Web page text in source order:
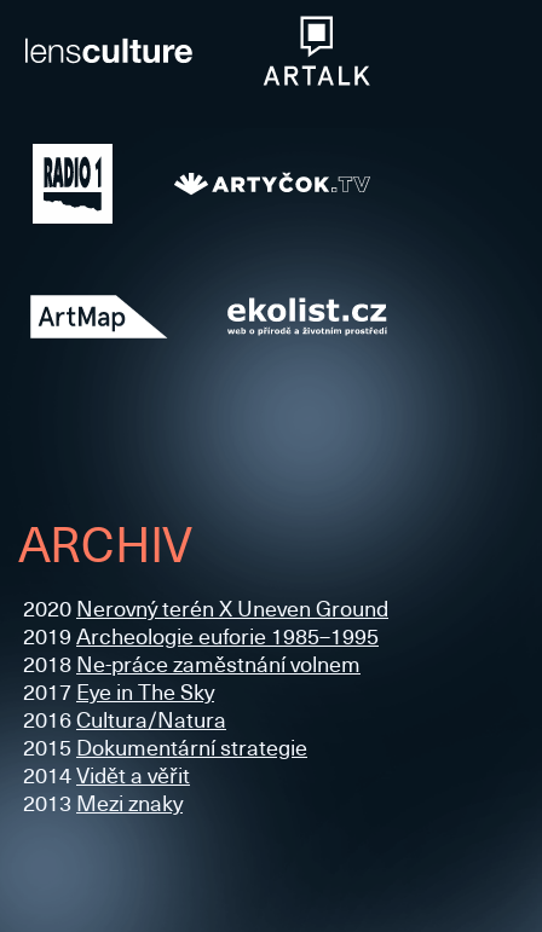
ARCHIV
2020 Nerovný terén X Uneven Ground
2019 Archeologie euforie 1985–1995
2018 Ne-práce zaměstnání volnem
2017 Eye in The Sky
2016Cultura/Natura
2015 Dokumentární strategie
2014Vidět a věřit
2013 Mezi znaky